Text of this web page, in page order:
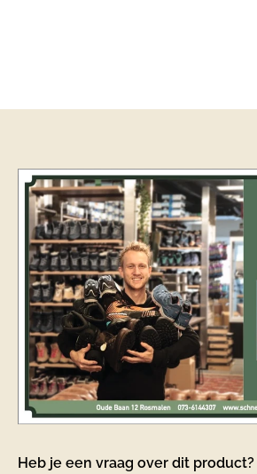
Heb je een vraag over dit